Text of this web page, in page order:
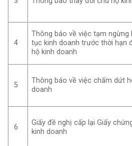
4
Thông báo về việc tạm ngừng
tục kinh doanh trước thời hạn
hộ kinh doanh
5
Thông báo về việc chấm dứt
doanh
6
Giấy đề nghị cấp lại Giấy
kinh doanh